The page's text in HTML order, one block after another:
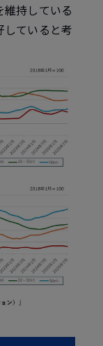
維持している
していると考